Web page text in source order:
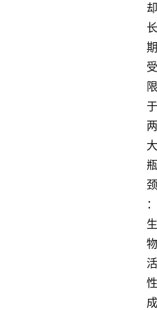
却
长
期
受
限
于
两
大
瓶
颈
：
生
物
活
性
成